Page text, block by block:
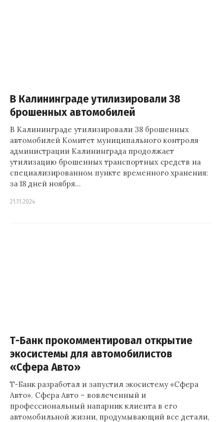
В Калининграде утилизировали 38
брошенных автомобилей
В Калининграде утилизировали 38 брошенных
автомобилей Комитет муниципального контроля
администрации Калининграда продолжает
утилизацию брошенных транспортных средств на
специализированном пункте временного хранения:
за 18 дней ноября…
21.11.2024
Т-Банк прокомментировал открытие
экосистемы для автомобилистов
«Сфера Авто»
Т-Банк разработал и запустил экосистему «Сфера
Авто». Сфера Авто – вовлеченный и
профессиональный напарник клиента в его
автомобильной жизни, продумывающий все детали,